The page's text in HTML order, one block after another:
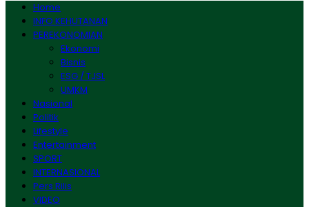
Home
INFO KEHUTANAN
PEREKONOMIAN
Ekonomi
Bisnis
ESG / TJSL
UMKM
Nasional
Politik
Lifestyle
Entertainment
SPORT
INTERNASIONAL
Pers Rilis
VIDEO